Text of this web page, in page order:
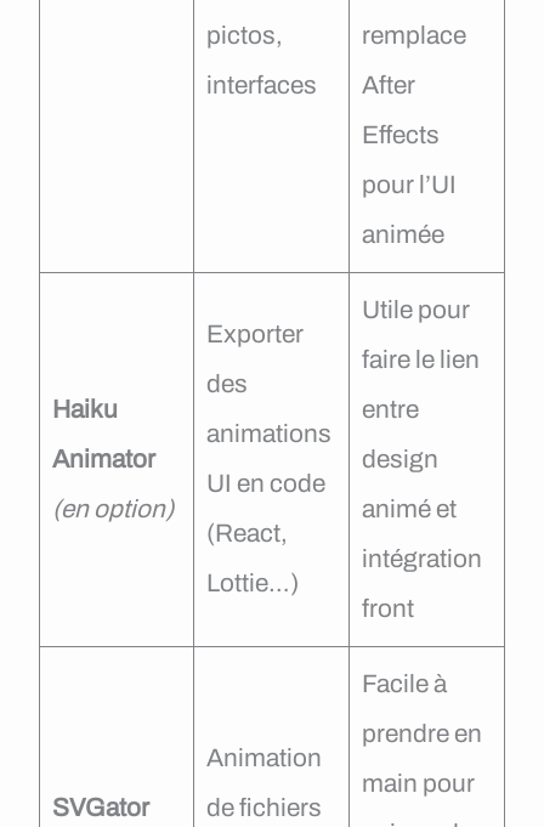
pictos,
interfaces
remplace
After
Effects
pour l’UI
animée
Haiku
Animator
(en option)
Exporter
des
animations
UI en code
(React,
Lottie…)
Utile pour
faire le lien
entre
design
animé et
intégration
front
SVGator
Animation
de fichiers
Facile à
prendre en
main pour